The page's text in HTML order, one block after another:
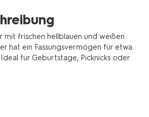
mit frischen hellblauen und weißen
hat ein Fassungsvermögen für etwa
für Geburtstage, Picknicks oder